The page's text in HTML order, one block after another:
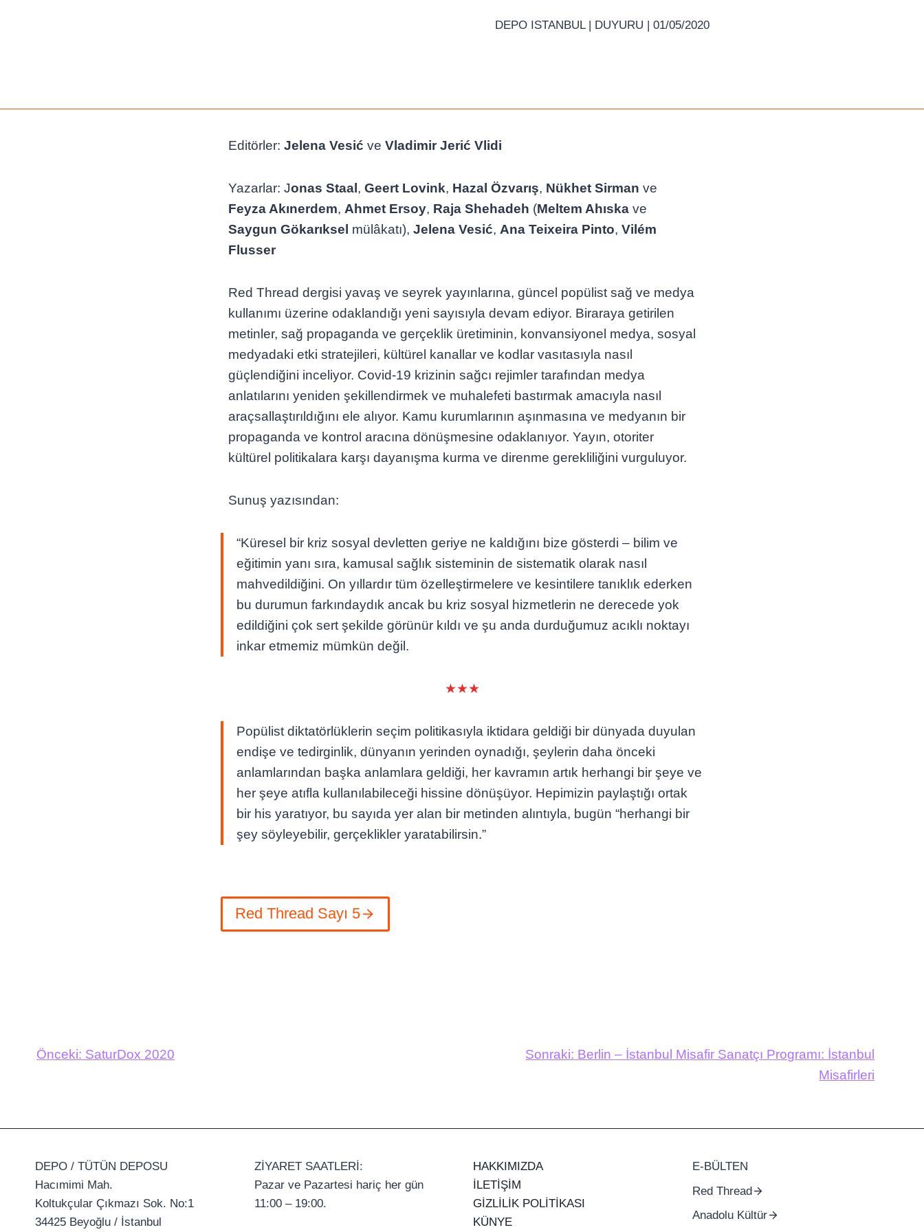
DEPO ISTANBUL | DUYURU | 01/05/2020
Editörler: Jelena Vesić ve Vladimir Jerić Vlidi
Yazarlar: Jonas Staal, Geert Lovink, Hazal Özvarış, Nükhet Sirman ve
Feyza Akınerdem, Ahmet Ersoy, Raja Shehadeh (Meltem Ahıska ve
Saygun Gökarıksel mülâkatı), Jelena Vesić, Ana Teixeira Pinto, Vilém
Flusser
Red Thread dergisi yavaş ve seyrek yayınlarına, güncel popülist sağ ve medya
kullanımı üzerine odaklandığı yeni sayısıyla devam ediyor. Biraraya getirilen
metinler, sağ propaganda ve gerçeklik üretiminin, konvansiyonel medya, sosyal
medyadaki etki stratejileri, kültürel kanallar ve kodlar vasıtasıyla nasıl
güçlendiğini inceliyor. Covid-19 krizinin sağcı rejimler tarafından medya
anlatılarını yeniden şekillendirmek ve muhalefeti bastırmak amacıyla nasıl
araçsallaştırıldığını ele alıyor. Kamu kurumlarının aşınmasına ve medyanın bir
propaganda ve kontrol aracına dönüşmesine odaklanıyor. Yayın, otoriter
kültürel politikalara karşı dayanışma kurma ve direnme gerekliliğini vurguluyor.
Sunuş yazısından:
“Küresel bir kriz sosyal devletten geriye ne kaldığını bize gösterdi – bilim ve
eğitimin yanı sıra, kamusal sağlık sisteminin de sistematik olarak nasıl
mahvedildiğini. On yıllardır tüm özelleştirmelere ve kesintilere tanıklık ederken
bu durumun farkındaydık ancak bu kriz sosyal hizmetlerin ne derecede yok
edildiğini çok sert şekilde görünür kıldı ve şu anda durduğumuz acıklı noktayı
inkar etmemiz mümkün değil.
★★★
Popülist diktatörlüklerin seçim politikasıyla iktidara geldiği bir dünyada duyulan
endişe ve tedirginlik, dünyanın yerinden oynadığı, şeylerin daha önceki
anlamlarından başka anlamlara geldiği, her kavramın artık herhangi bir şeye ve
her şeye atıfla kullanılabileceği hissine dönüşüyor. Hepimizin paylaştığı ortak
bir his yaratıyor, bu sayıda yer alan bir metinden alıntıyla, bugün “herhangi bir
şey söyleyebilir, gerçeklikler yaratabilirsin.”
Red Thread Sayı 5
Önceki: SaturDox 2020 Sonraki: Berlin – İstanbul Misafir Sanatçı Programı: İstanbul
Misafirleri
DEPO / TÜTÜN DEPOSU
Hacımimi Mah.
Koltukçular Çıkmazı Sok. No:1
34425 Beyoğlu / İstanbul
ZİYARET SAATLERİ:
Pazar ve Pazartesi hariç her gün
11:00 – 19:00.
HAKKIMIZDA
İLETİŞİM
GİZLİLİK POLİTİKASI
KÜNYE
E-BÜLTEN
Red Thread
Anadolu Kültür